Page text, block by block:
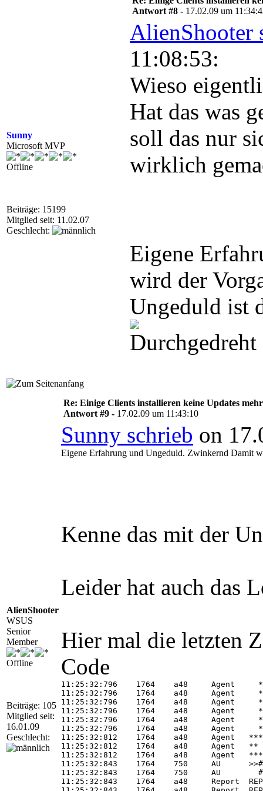
Sunny
Microsoft MVP
Offline
Beiträge: 15199
Mitglied seit: 11.02.07
Geschlecht:
Antwort #8 - 17.02.09 um
AlienShooter
11:08:53:
Wieso
Hat das was
soll das nur
wirklich
Eigene
wird der
Ungeduld ist
AlienShooter
WSUS
Senior
Member
Offline
Beiträge: 105
Mitglied seit:
16.01.09
Geschlecht:
Re: Einige Clients installieren keine Updates mehr
Antwort #9 - 17.02.09 um 11:43:10
Sunny schrieb on
Eigene Erfahrung und Ungeduld. Zwinkernd Damit
Kenne das mit der
Leider hat auch das
Hier mal die letzten
Code
11:25:32:796	1764	a48	Agent	  * Added update {9AA3038E-8E48-4672-981B-8FC1F617129C}.100 to search result
11:25:32:796	1764	a48	Agent	  * Added update {19EBF906-DF85-4DDA-8818-E25B53AF20C0}.100 to search result
11:25:32:796	1764	a48	Agent	  * Added update {AE8DAFF6-1ADC-4E55-A0C1-3E2E0B0C0058}.100 to search result
11:25:32:796	1764	a48	Agent	  * Added update {1F69B7A2-899C-41C9-8607-7D8CBFD0581F}.103 to search result
11:25:32:796	1764	a48	Agent	  * Added update {0975455F-D040-4EEC-9013-81D19BF3DD0A}.102 to search result
11:25:32:796	1764	a48	Agent	  * Found 41 updates and 48 categories in search; evaluated appl. rules of 706 out of 1486 deployed entities
11:25:32:812	1764	a48	Agent	*********
11:25:32:812	1764	a48	Agent	**  END  **  Agent: Finding updates [CallerId = AutomaticUpdates]
11:25:32:812	1764	a48	Agent	*************
11:25:32:843	1764	750	AU	>>##  RESUMED  ## AU: Search for updates [CallId = {FD9A9833-F177-45DC-9833-9D5A19540866}]
11:25:32:843	1764	750	AU	  # 41 updates detected
11:25:32:843	1764	a48	Report	REPORT EVENT: {298B28FE-F185-4E94-B89C-A7E23766CE0E}	2009-02-17 11:25:32:796+0100	1	147	101	{00000000-0000-0000-0000-000000000000}	0	0	AutomaticUpdates	Success	Software Synchronization	Windows Update Client successfully detected 41 updates.